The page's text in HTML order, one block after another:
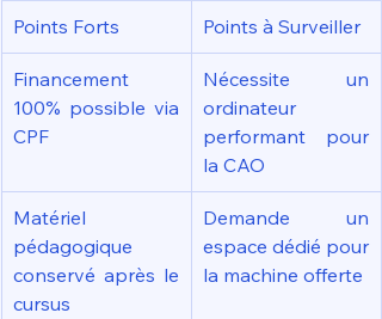
Points Forts Points à Surveiller
Financement
100% possible via
CPF
Nécessite un
ordinateur
performant pour
la CAO
Matériel
pédagogique
conservé après le
cursus
Demande un
espace dédié pour
la machine offerte